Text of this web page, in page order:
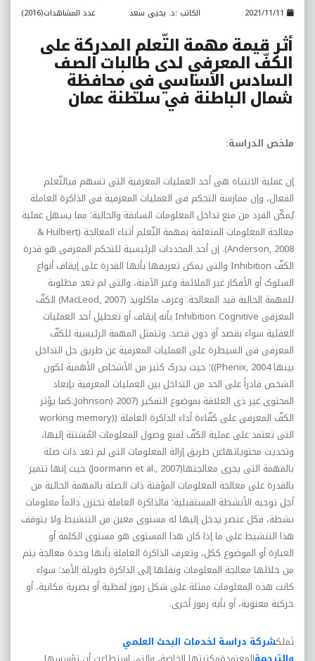
عدد المشاهدات(2016) الكاتب :د. يحيى سعد
أثر قيمة مهمة التّعلم المدرکة على
الکفّ المعرفي لدى طالبات الصف
السادس الأساسي في محافظة
شمال الباطنة في سلطنة عمان
ملخص الدراسة:
إن عملیة الانتباه هی أحد العملیات المعرفیة التی تسهم فیالتّعلم
الفعال، وإن ممارسة التحکم فی العملیات المعرفیة فی الذاکرة العاملة
یُمکّن الفرد من منع تداخل المعلومات السابقة والحالیة؛ مما یسهل عملیة
معالجة المعلومات المتعلقة بمهمة التّعلم أثناء المعالجة (Hulbert
&
Anderson, 2008). إن أحد المحددات الرئیسیة للتحکم المعرفی هو قدرة
الکفّ Inhibition والتی یمکن تعریفها بأنها القدرة على إیقاف أنواع
السلوک أو الأفکار غیر الملائمة وغیر الآمنة، والتی لم تعد مطلوبة
للمهمة الحالیة قید المعالجة. وعرف ماکلوید (MacLeod, 2007) الکفّ
المعرفی Inhibition Cognitive بأنه إیقاف أو تعطیل أحد العملیات
العقلیة سواء بقصد أو دون قصد. وتتمثل المهمة الرئیسیة للکفّ
المعرفی فی السیطرة على العملیات المعرفیة عن طریق حل التداخل
بینهاPhenix, 2004))؛ حیث یدرک کثیر من الأشخاص الأهمیة لکون
الشخص قادراً على الحد من التداخل بین العملیات المعرفیة بإبعاد
المحتوى غیر ذی العلاقة بموضوع التفکیر (2007 (
Johnson
,.کما یؤثر
الکفّ المعرفی على کفّاءة أداء الذاکرة العاملة ((working memory
التی تعتمد على عملیة الکفّ لمنع وصول المعلومات المُشتتة إلیها،
وتحدیث محتویاتهاعن طریق إزالة المعلومات التی لم تعد ذات صلة
بالمهمة التی یجری معالجتها(Joormann et al., 2007) حیث إنها تتمیز
بالقدرة على معالجة المعلومات المؤقتة ذات الصلة بالمهمة الحالیة من
أجل توجیه الأنشطة المستقبلیة؛ فالذاکرة العاملة تختزن دائماً معلومات
نشطة، فکل عنصر یدخل إلیها له مستوى معین من التنشیط ولا یتوقف
هذا التنشیط على ما إذا کان هذا المستوى هو مستوى الکلمة أو
العبارة أو الموضوع ککل، وتعرف الذاکرة العاملة بأنها وحدة معالجة یتم
من خلالها معالجة المعلومات ونقلها إلى الذاکرة طویلة الأمد؛ سواء
کانت هذه المعلومات ممثلة على شکل رموز لفظیة أو بصریة مکانیة، أو
حرکیة معنویة، أو بأیة رموز أخرى.
تَملكشركة دراسة لخدمات البحث العلمي